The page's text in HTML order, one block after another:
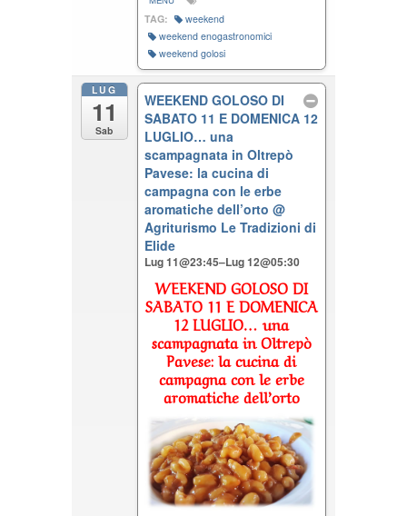
TAG:
weekend
weekend enogastronomici
weekend golosi
LUG
11
Sab
WEEKEND GOLOSO DI
SABATO 11 E DOMENICA 12
LUGLIO… una
scampagnata in Oltrepò
Pavese: la cucina di
campagna con le erbe
aromatiche dell’orto@
Agriturismo Le Tradizioni di
Elide
Lug 11@23:45–Lug 12@05:30
WEEKEND GOLOSO DI
SABATO 11 E DOMENICA
12 LUGLIO… una
scampagnata in Oltrepò
Pavese: la cucina di
campagna con le erbe
aromatiche dell’orto